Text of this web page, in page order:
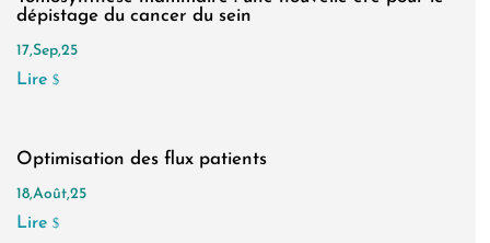
dépistage du cancer du sein
17,Sep,25
Lire $
Optimisation des flux patients
18,Août,25
Lire $